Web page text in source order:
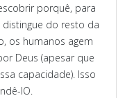
porquê, para
do resto da
os humanos agem
Deus (apesar que
capacidade). Isso
lO.